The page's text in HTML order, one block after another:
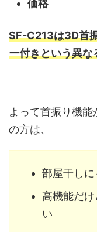
価格
SF-C213は3D首
ー付きという異な
よって首振り機能
の方は、
部屋干し
高機能だ
い